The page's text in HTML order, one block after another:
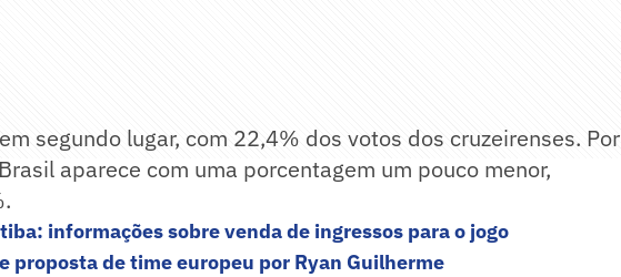
segundo lugar, com 22,4% dos votos dos cruzeirenses. Por
aparece com uma porcentagem um pouco menor,
informações sobre venda de ingressos para o jogo
proposta de time europeu por Ryan Guilherme